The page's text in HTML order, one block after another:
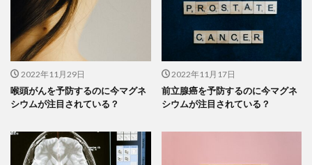
2022年11月29日
喉頭がんを予防するのに今マグネ
シウムが注目されている？
2022年11月17日
前立腺癌を予防するのに今マグネ
シウムが注目されている？